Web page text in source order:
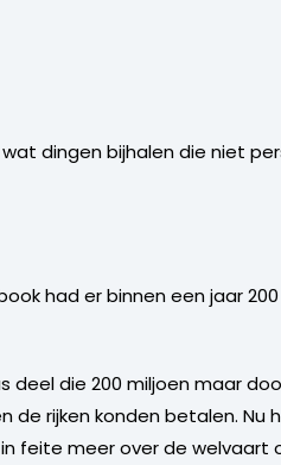
dingen bijhalen die niet
had er binnen een jaar 200
deel die 200 miljoen maar
de rijken konden betalen. Nu
feite meer over de welvaart